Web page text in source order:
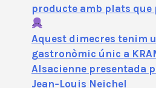
producte amb plats que
Aquest dimecres tenim
gastronòmic únic a
Alsacienne presentada
Jean‑Louis Neichel